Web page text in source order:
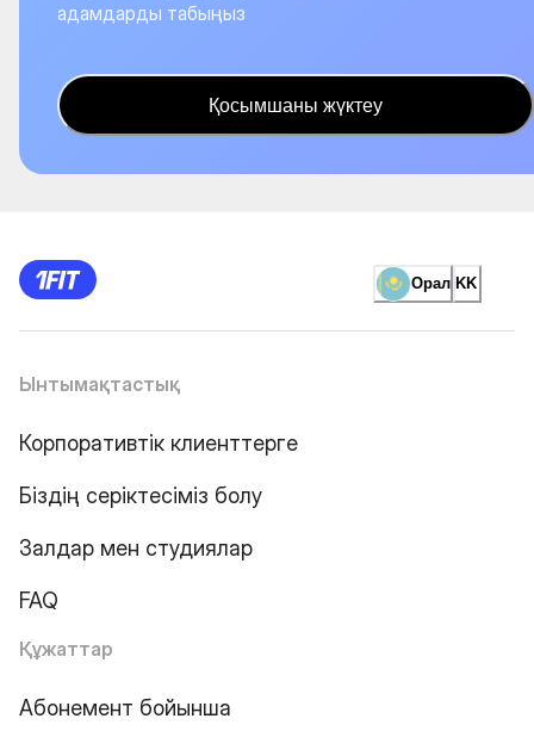
адамдарды табыңыз
Қосымшаны жүктеу
Орал KK
Ынтымақтастық
Корпоративтік клиенттерге
Біздің серіктесіміз болу
Залдар мен студиялар
FAQ
Құжаттар
Абонемент бойынша